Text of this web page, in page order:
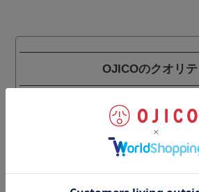
OJICOのクオリテ
OJICOのTシャツは、クオリティにこ
製・プリントまで全て日本国内生産。
生地・縫製・プリントとも国内最高
工場で生産しています。